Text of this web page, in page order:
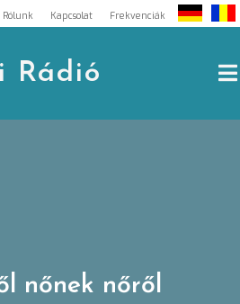
Rólunk Kapcsolat Frekvenciák
Rádió
nőnek nőről